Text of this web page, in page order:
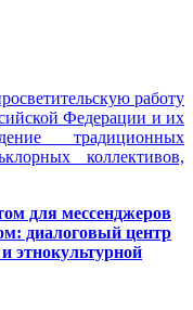
работу
Федерации и их
традиционных
коллективов,
для мессенджеров
диалоговый центр
этнокультурной